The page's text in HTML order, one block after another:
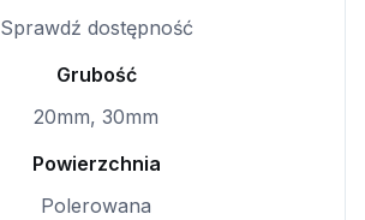
Sprawdź dostępność
Grubość
20mm, 30mm
Powierzchnia
Polerowana